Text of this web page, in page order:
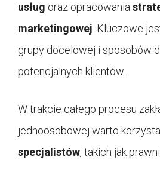
usług oraz opracowania
marketingowej. Kluczowe
grupy docelowej i sposobów
potencjalnych klientów.
W trakcie całego procesu
jednoosobowej warto
specjalistów, takich jak